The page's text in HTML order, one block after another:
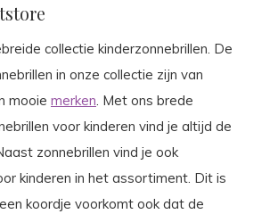
collectie kinderzonnebrillen. De
in onze collectie zijn van
mooie merken. Met ons brede
voor kinderen vind je altijd de
zonnebrillen vind je ook
kinderen in het assortiment. Dit is
koordje voorkomt ook dat de